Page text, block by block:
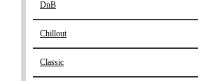
DnB
Chillout
Classic